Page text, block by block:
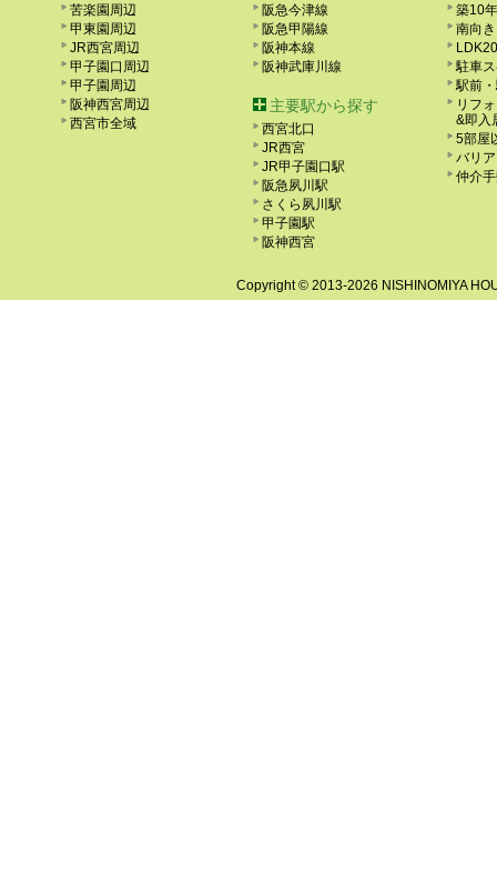
苦楽園周辺
甲東園周辺
JR西宮周辺
甲子園口周辺
甲子園周辺
阪神西宮周辺
西宮市全域
阪急今津線
阪急甲陽線
阪神本線
阪神武庫川線
主要駅から探す
西宮北口
JR西宮
JR甲子園口駅
阪急夙川駅
さくら夙川駅
甲子園駅
阪神西宮
築10
南向き
駐車
駅前
リフ
&即入
5部屋
バリ
仲介
Copyright ©2013-2026 NISHINOMIYA